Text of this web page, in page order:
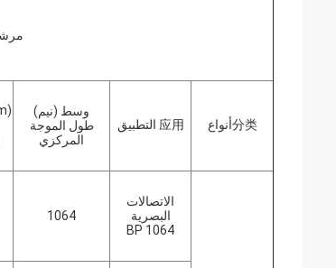
分类أنواع 应用 التطبيق
وسط (نيم)
طول الموجة
المركزي
الاتصالات
البصرية
BP 1064
1064